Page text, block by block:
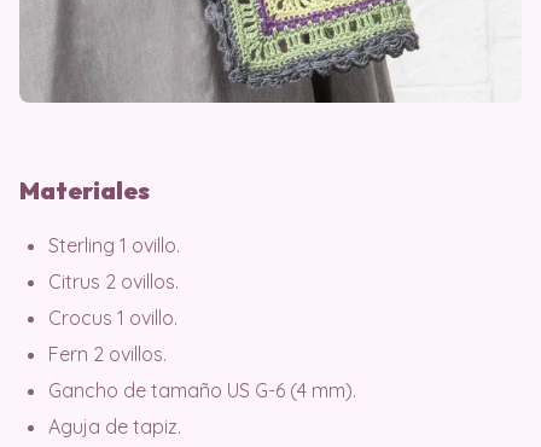
Materiales
Sterling 1 ovillo.
Citrus 2 ovillos.
Crocus 1 ovillo.
Fern 2 ovillos.
Gancho de tamaño US G-6 (4 mm).
Aguja de tapiz.